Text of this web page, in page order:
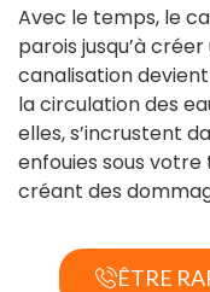
Avec le temps, le
parois jusqu’à
canalisation
la circulation des
elles, s’incrustent
enfouies sous
créant des
ÊTRE